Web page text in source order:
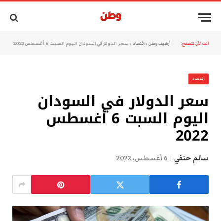
أنت الآن تتصفح: أرشيف وطن »اقتصاد » سعر الدولار في السودان اليوم السبت 6 أغسطس 2022
اقتصاد
سعر الدولار في السودان
اليوم السبت 6 أغسطس
2022
سالم حنفي 6 أغسطس، 2022